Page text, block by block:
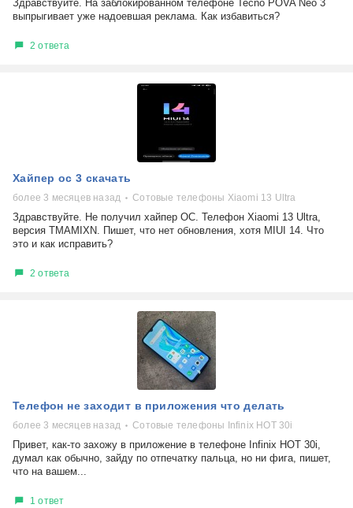
Здравствуйте. На заблокированном телефоне Tecno POVA Neo 3
выпрыгивает уже надоевшая реклама. Как избавиться?
2 ответа
Хайпер ос 3 скачать
более 3 месяцев назад Сотовые телефоны Xiaomi 13 Ultra
Здравствуйте. Не получил хайпер ОС. Телефон Xiaomi 13 Ultra,
версия TMAMIXN. Пишет, что нет обновления, хотя MIUI 14. Что
это и как исправить?
2 ответа
Телефон не заходит в приложения что делать
более 3 месяцев назад Сотовые телефоны Infinix HOT 30i
Привет, как-то захожу в приложение в телефоне Infinix HOT 30i,
думал как обычно, зайду по отпечатку пальца, но ни фига, пишет,
что на вашем...
1 ответ